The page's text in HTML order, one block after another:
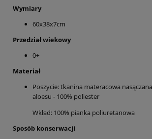
Wymiary
60x38x7cm
Przedział wiekowy
0+
Materiał
Poszycie: tkanina materacowa
aloesu - 100% poliester
Wkład: 100% pianka poliuretanowa
Sposób konserwacji